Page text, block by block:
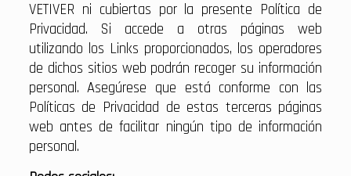
VETIVER ni cubiertas por la presente Política de
Privacidad. Si accede a otras páginas web
utilizando los Links proporcionados, los operadores
de dichos sitios web podrán recoger su información
personal. Asegúrese que está conforme con las
Políticas de Privacidad de estas terceras páginas
web antes de facilitar ningún tipo de información
personal.